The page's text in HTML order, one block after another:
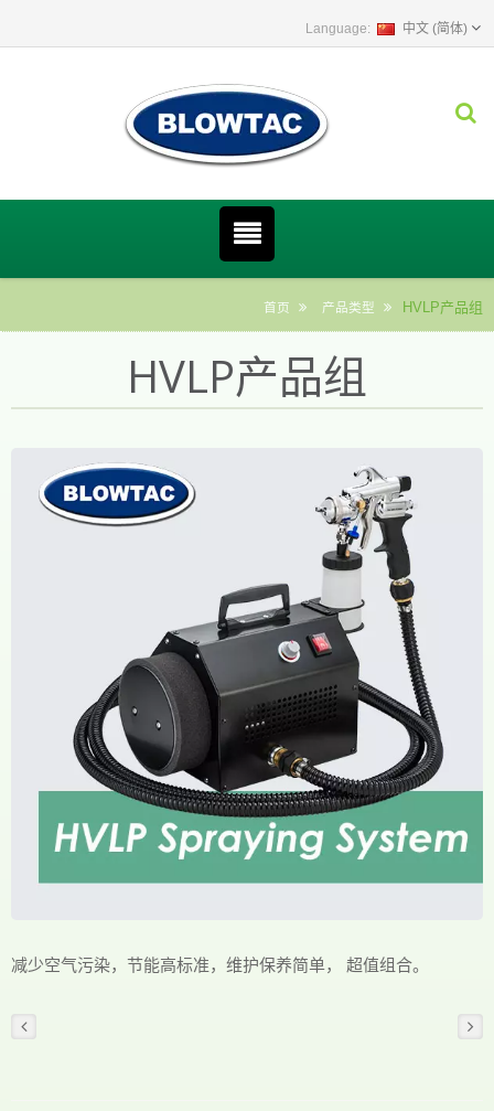
中文 (简体)
首页 产品类型 HVLP产品组
HVLP产品组
减少空气污染，节能高标准，维护保养简单， 超值组合。